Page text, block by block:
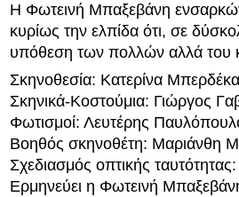
Η Φωτεινή Μπαξεβάνη
κυρίως την ελπίδα ότι, σε
υπόθεση των πολλών αλλά του
Σκηνοθεσία: Κατερίνα Μπερδέκα
Σκηνικά-Κοστούμια: Γιώργος
Φωτισμοί: Λευτέρης
Βοηθός σκηνοθέτη: Μαριάνθη
Σχεδιασμός οπτικής
Ερμηνεύει η Φωτεινή